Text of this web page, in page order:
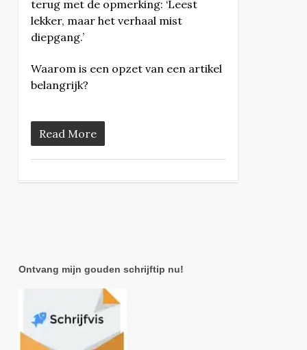
terug met de opmerking: ‘Leest
lekker, maar het verhaal mist
diepgang.’
Waarom is een opzet van een artikel
belangrijk?
Read More
Ontvang mijn gouden schrijftip nu!